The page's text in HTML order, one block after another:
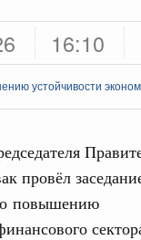
16:10
устойчивости
провёл
повышению